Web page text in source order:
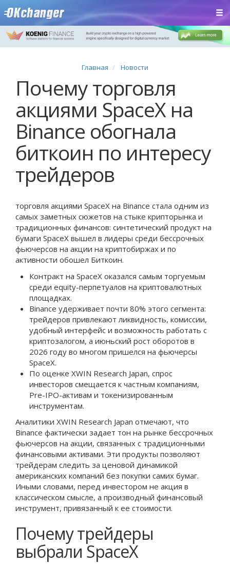
Главная Новости
Почему торговля
акциями SpaceX на
Binance обогнала
биткоин по интересу
трейдеров
торговля акциями SpaceX на Binance стала одним из
самых заметных сюжетов на стыке крипторынка и
традиционных финансов: синтетический продукт на
бумаги SpaceX вышел в лидеры среди бессрочных
фьючерсов на акции на криптобиржах и по
активности обошел Биткоин.
Контракт на SpaceX оказался самым торгуемым
среди equity-перпетуалов на криптовалютных
площадках.
Binance удерживает почти 80% этого сегмента:
трейдеров привлекают ликвидность, комиссии,
удобный интерфейс и возможность работать с
криптозалогом, а июньский рост оборотов в
2026 году во многом пришелся на фьючерсы
SpaceX.
По оценке XWIN Research Japan, спрос
инвесторов смещается к частным компаниям,
Pre-IPO-активам и токенизированным
инструментам.
Аналитики XWIN Research Japan отмечают, что
Binance фактически задает тон на рынке бессрочных
фьючерсов на акции, связанных с традиционными
финансовыми активами. Эти продукты позволяют
трейдерам следить за ценовой динамикой
американских компаний без покупки самих бумаг.
Иными словами, перед инвестором не акция в
классическом смысле, а производный финансовый
инструмент, привязанный к ее стоимости.
Почему трейдеры
выбрали SpaceX